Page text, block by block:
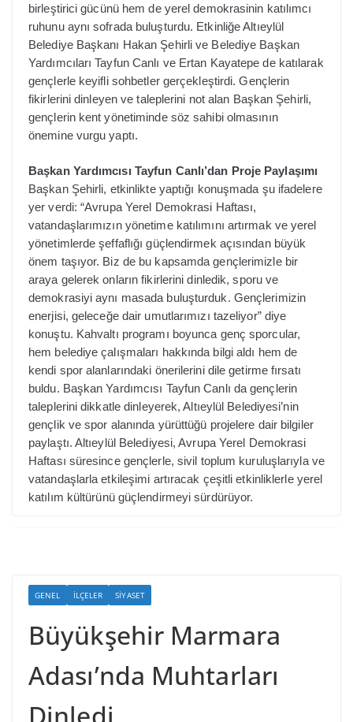
birleştirici gücünü hem de yerel demokrasinin katılımcı
ruhunu aynı sofrada buluşturdu. Etkinliğe Altıeylül
Belediye Başkanı Hakan Şehirli ve Belediye Başkan
Yardımcıları Tayfun Canlı ve Ertan Kayatepe de katılarak
gençlerle keyifli sohbetler gerçekleştirdi. Gençlerin
fikirlerini dinleyen ve taleplerini not alan Başkan Şehirli,
gençlerin kent yönetiminde söz sahibi olmasının
önemine vurgu yaptı.
Başkan Yardımcısı Tayfun Canlı’dan Proje Paylaşımı
Başkan Şehirli, etkinlikte yaptığı konuşmada şu ifadelere
yer verdi: “Avrupa Yerel Demokrasi Haftası,
vatandaşlarımızın yönetime katılımını artırmak ve yerel
yönetimlerde şeffaflığı güçlendirmek açısından büyük
önem taşıyor. Biz de bu kapsamda gençlerimizle bir
araya gelerek onların fikirlerini dinledik, sporu ve
demokrasiyi aynı masada buluşturduk. Gençlerimizin
enerjisi, geleceğe dair umutlarımızı tazeliyor” diye
konuştu. Kahvaltı programı boyunca genç sporcular,
hem belediye çalışmaları hakkında bilgi aldı hem de
kendi spor alanlarındaki önerilerini dile getirme fırsatı
buldu. Başkan Yardımcısı Tayfun Canlı da gençlerin
taleplerini dikkatle dinleyerek, Altıeylül Belediyesi’nin
gençlik ve spor alanında yürüttüğü projelere dair bilgiler
paylaştı. Altıeylül Belediyesi, Avrupa Yerel Demokrasi
Haftası süresince gençlerle, sivil toplum kuruluşlarıyla ve
vatandaşlarla etkileşimi artıracak çeşitli etkinliklerle yerel
katılım kültürünü güçlendirmeyi sürdürüyor.
GENEL İLÇELER SIYASET
Büyükşehir Marmara
Adası’nda Muhtarları